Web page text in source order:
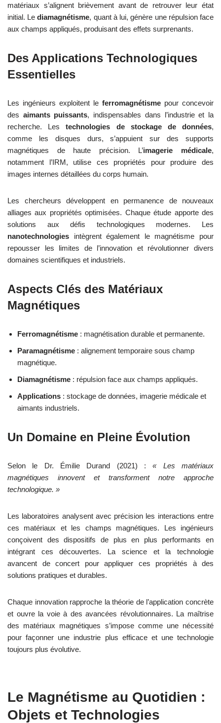
matériaux s’alignent brièvement avant de retrouver leur état
initial. Lediamagnétisme, quant à lui, génère une répulsion face
aux champs appliqués, produisant des effets surprenants.
Des Applications Technologiques
Essentielles
Les ingénieurs exploitent le ferromagnétisme pour concevoir
des aimants puissants, indispensables dans l’industrie et la
recherche. Lestechnologies de stockage de données,
comme les disques durs, s’appuient sur des supports
magnétiques de haute précision. L’imagerie médicale,
notamment l’IRM, utilise ces propriétés pour produire des
images internes détaillées du corps humain.
Les chercheurs développent en permanence de nouveaux
alliages aux propriétés optimisées. Chaque étude apporte des
solutions aux défis technologiques modernes. Les
nanotechnologies intègrent également le magnétisme pour
repousser les limites de l’innovation et révolutionner divers
domaines scientifiques et industriels.
Aspects Clés des Matériaux
Magnétiques
Ferromagnétisme : magnétisation durable et permanente.
Paramagnétisme : alignement temporaire sous champ
magnétique.
Diamagnétisme : répulsion face aux champs appliqués.
Applications : stockage de données, imagerie médicale et
aimants industriels.
Un Domaine en Pleine Évolution
Selon le Dr. Émilie Durand (2021) :« Les matériaux
magnétiques innovent et transforment notre approche
technologique. »
Les laboratoires analysent avec précision les interactions entre
ces matériaux et les champs magnétiques. Les ingénieurs
conçoivent des dispositifs de plus en plus performants en
intégrant ces découvertes. La science et la technologie
avancent de concert pour appliquer ces propriétés à des
solutions pratiques et durables.
Chaque innovation rapproche la théorie de l’application concrète
et ouvre la voie à des avancées révolutionnaires. La maîtrise
des matériaux magnétiques s’impose comme une nécessité
pour façonner une industrie plus efficace et une technologie
toujours plus évolutive.
Le Magnétisme au Quotidien :
Objets et Technologies